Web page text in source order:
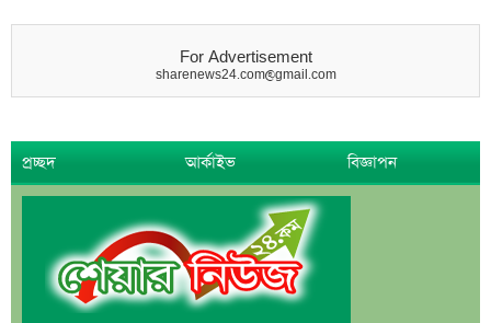
For Advertisement
sharenews24.com@gmail.com
প্রচ্ছদ আর্কাইভ বিজ্ঞাপন